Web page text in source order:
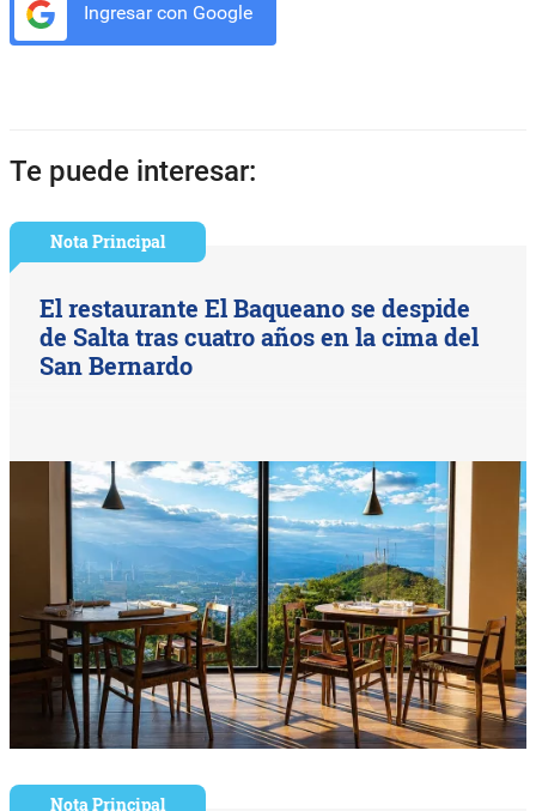
Ingresar con Google
Te puede interesar:
Nota Principal
El restaurante El Baqueano se despide
de Salta tras cuatro años en la cima del
San Bernardo
Nota Principal